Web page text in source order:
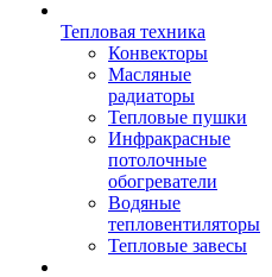
Тепловая техника
Конвекторы
Масляные
радиаторы
Тепловые пушки
Инфракрасные
потолочные
обогреватели
Водяные
тепловентиляторы
Тепловые завесы